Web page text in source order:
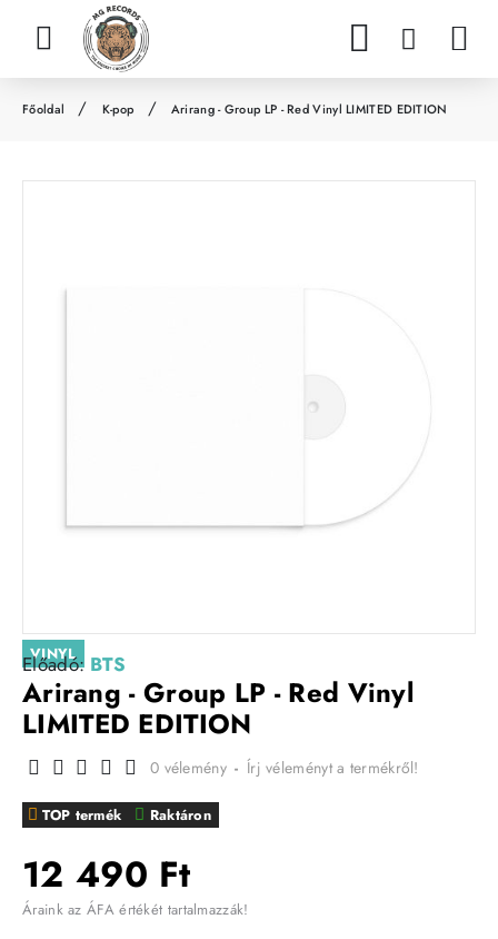
K-pop Arirang - Group LP - Red Vinyl LIMITED EDITION
VINYL
Előadó: BTS
Arirang - Group LP - Red Vinyl
LIMITED EDITION
TOP termék Raktáron
0 vélemény - Írj véleményt a termékről!
12 490 Ft
Áraink az ÁFA értékét tartalmazzák!